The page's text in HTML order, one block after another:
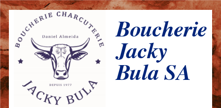
Aller
contenu
principal
o
u
c
h
Boucherie
Jacky
Bula SA